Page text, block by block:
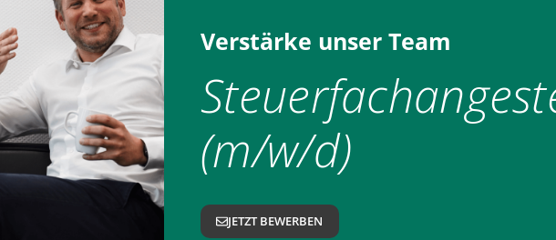
Verstärke unser Team
(m/w/d)
JETZT BEWERBEN